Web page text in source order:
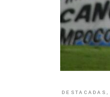
DESTACADAS,